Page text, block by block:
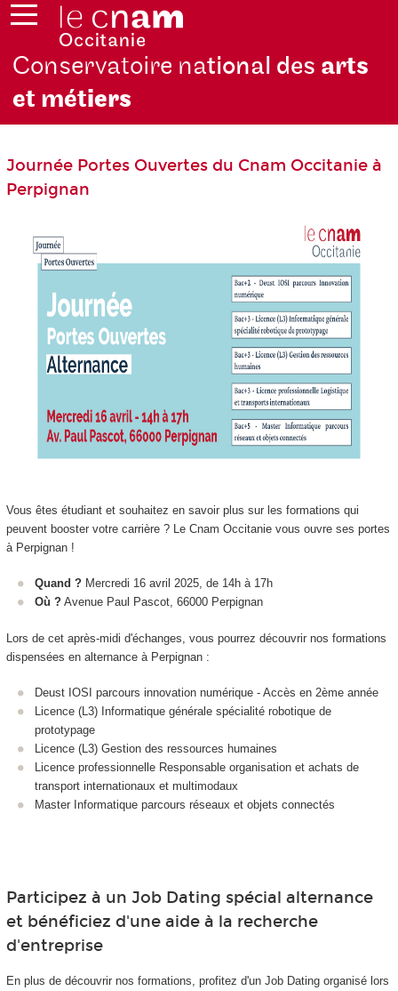
Conservatoire national des arts
et métiers
Journée Portes Ouvertes du Cnam Occitanie à
Perpignan
Vous êtes étudiant et souhaitez en savoir plus sur les formations qui
peuvent booster votre carrière ? Le Cnam Occitanie vous ouvre ses portes
à Perpignan !
Quand ? Mercredi 16 avril 2025, de 14h à 17h
Où ? Avenue Paul Pascot, 66000 Perpignan
Lors de cet après-midi d'échanges, vous pourrez découvrir nos formations
dispensées en alternanceà Perpignan :
Deust IOSI parcours innovation numérique - Accès en 2ème année
Licence (L3) Informatique générale spécialité robotique de
prototypage
Licence (L3) Gestion des ressources humaines
Licence professionnelle Responsable organisation et achats de
transport internationaux et multimodaux
Master Informatique parcours réseaux et objets connectés
Participez à un Job Dating spécial alternance
et bénéficiez d'une aide à la recherche
d'entreprise
En plus de découvrir nos formations, profitez d'un Job Dating organisé lors